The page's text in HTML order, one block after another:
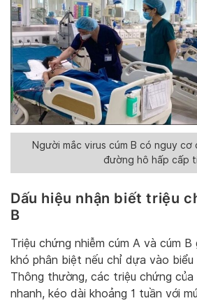
Người mắc virus cúm B có nguy cơ
đường hô hấp cấp
Dấu hiệu nhận biết triệu
B
Triệu chứng nhiễm cúm A và cúm
khó phân biệt nếu chỉ dựa vào biểu
Thông thường, các triệu chứng của
nhanh, kéo dài khoảng 1 tuần với